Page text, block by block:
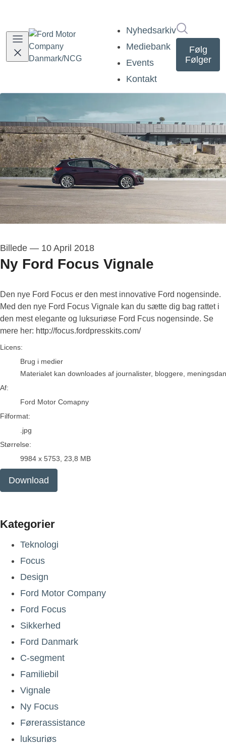
Nyhedsarkiv
Mediebank
Events
Kontakt
Følg
Følger
Billede — 10 April 2018
Ny Ford Focus Vignale
Den nye Ford Focus er den mest innovative Ford nogensinde.
Med den nye Ford Focus Vignale kan du sætte dig bag rattet i
den mest elegante og luksuriøse Ford Fcus nogensinde. Se
mere her: http://focus.fordpresskits.com/
Ford Motor Comapny
Licens:
Brug i medier
Materialet kan downloades af journalister, bloggere,
Af:
Ford Motor Comapny
Filformat:
.jpg
Størrelse:
9984 x 5753, 23,8 MB
Download
Kategorier
Teknologi
Focus
Design
Ford Motor Company
Ford Focus
Sikkerhed
Ford Danmark
C-segment
Familiebil
Vignale
Ny Focus
Førerassistance
luksuriøs